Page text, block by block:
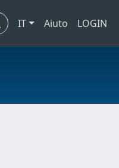
IT Aiuto LOGIN